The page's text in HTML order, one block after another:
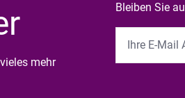
mehr
Bleiben Sie